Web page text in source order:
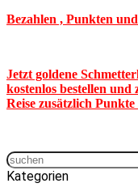
Bezahlen , Punkten
Jetzt goldene
kostenlos bestellen
Reise zusätzlich
Kategorien